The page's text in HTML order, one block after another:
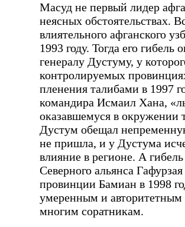
Масуд не первый лидер
неясных обстоятельствах.
влиятельного афганского
1993 году. Тогда его гибель
генералу Дустуму, у
контролируемых
пленения талибами в 1997
командира Исмаил Хана,
оказавшемуся в окружении
Дустум обещал
не пришла, и у Дустума
влияние в регионе. А
Северного альянса
провинции Бамиан в 1998
умеренным и
многим соратникам.